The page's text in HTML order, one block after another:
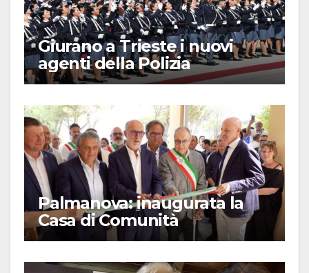
Giurano a Trieste i nuovi
agenti della Polizia
Palmanova: inaugurata la
Casa di Comunità